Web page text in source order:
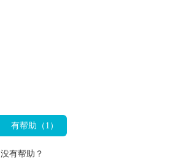
有帮助（ 1 ）
没有帮助？